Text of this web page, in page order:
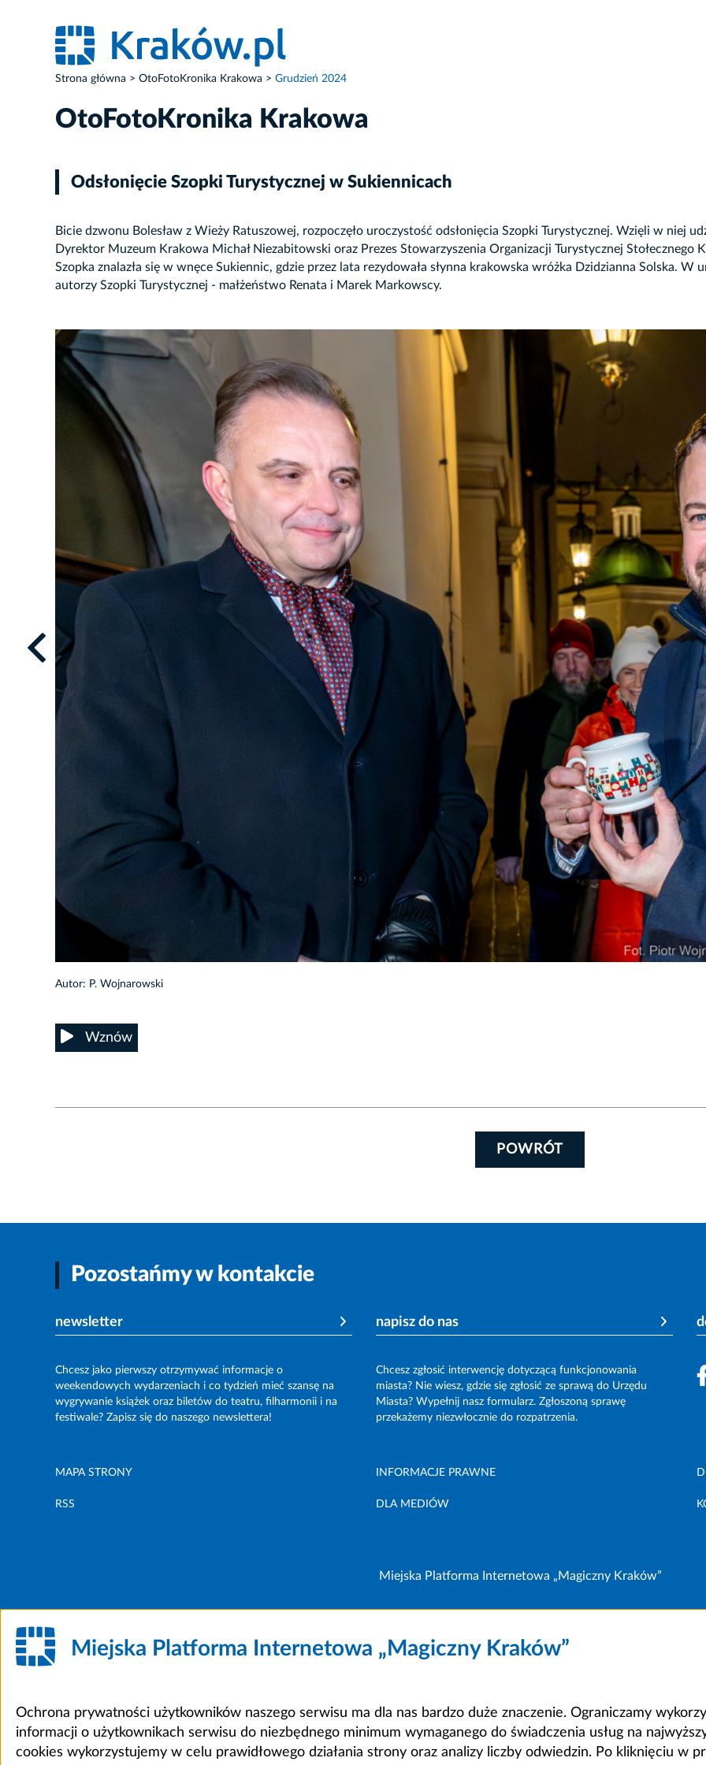
Strona główna OtoFotoKronika Krakowa Grudzień 2024
OtoFotoKronika Krakowa
Odsłonięcie Szopki Turystycznej w Sukiennicach
Bicie dzwonu Bolesław z Wieży Ratuszowej, rozpoczęło uroczystość odsłonięcia Szopki Turystycznej. Wzięli w niej
Dyrektor Muzeum Krakowa Michał Niezabitowski oraz Prezes Stowarzyszenia Organizacji Turystycznej Stołecznego
Szopka znalazła się w wnęce Sukiennic, gdzie przez lata rezydowała słynna krakowska wróżka Dzidzianna Solska.
autorzy Szopki Turystycznej - małżeństwo Renata i Marek Markowscy.
Autor: P. Wojnarowski
Wznów
POWRÓT
Pozostańmy w kontakcie
newsletter
Chcesz jako pierwszy otrzymywać informacje o
weekendowych wydarzeniach i co tydzień mieć szansę na
wygrywanie książek oraz biletów do teatru, filharmonii i na
festiwale? Zapisz się do naszego newslettera!
napisz do nas
Chcesz zgłosić interwencję dotyczącą funkcjonowania
miasta? Nie wiesz, gdzie się zgłosić ze sprawą do Urzędu
Miasta? Wypełnij nasz formularz. Zgłoszoną sprawę
przekażemy niezwłocznie do rozpatrzenia.
MAPA STRONY INFORMACJE PRAWNE
RSS DLA MEDIÓW
Miejska Platforma Internetowa „Magiczny Kraków”
Miejska Platforma Internetowa „Magiczny Kraków”
Ochrona prywatności użytkowników naszego serwisu ma dla nas bardzo duże znaczenie. Ograniczamy
informacji o użytkownikach serwisu do niezbędnego minimum wymaganego do świadczenia usług na
cookies wykorzystujemy w celu prawidłowego działania strony oraz analizy liczby odwiedzin. Po kliknięciu w